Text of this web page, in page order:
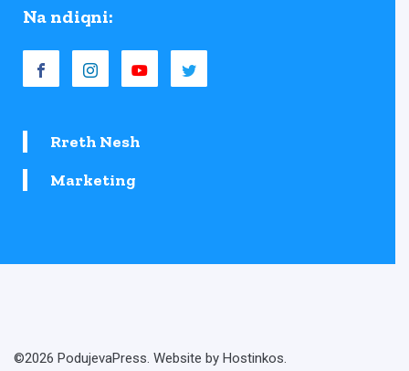
Na ndiqni:
Rreth Nesh
Marketing
©2026 PodujevaPress. Website by Hostinkos.